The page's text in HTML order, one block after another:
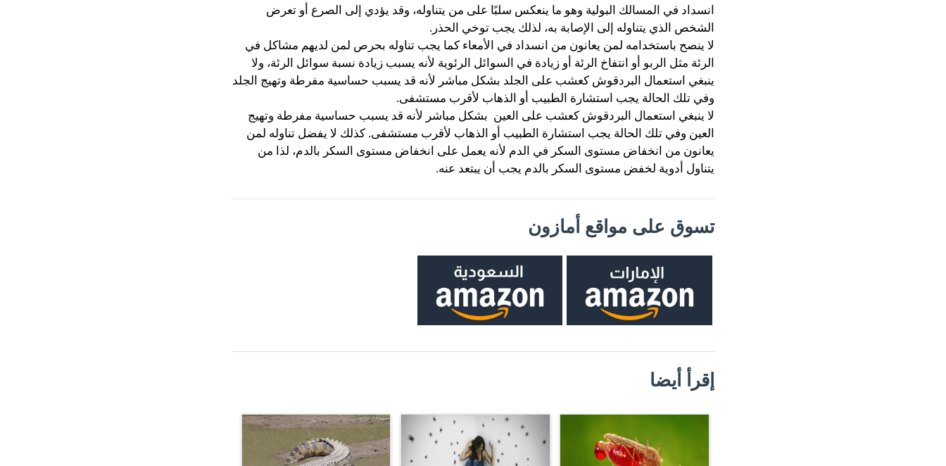
انسداد في المسالك البولية وهو ما ينعكس سلبًا على من يتناوله، وقد يؤدي إلى الصرع أو تعرض
الشخص الذي يتناوله إلى الإصابة به، لذلك يجب توخي الحذر.
لا ينصح باستخدامه لمن يعانون من انسداد في الأمعاء كما يجب تناوله بحرص لمن لديهم مشاكل في
الرئة مثل الربو أو انتفاخ الرئة أو زيادة في السوائل الرئوية لأنه يسبب زيادة نسبة سوائل الرئة، ولا
ينبغي استعمال البردقوش كعشب على الجلد بشكل مباشر لأنه قد يسبب حساسية مفرطة وتهيج الجلد
وفي تلك الحالة يجب استشارة الطبيب أو الذهاب لأقرب مستشفى.
لا ينبغي استعمال البردقوش كعشب على العين بشكل مباشر لأنه قد يسبب حساسية مفرطة وتهيج
العين وفي تلك الحالة يجب استشارة الطبيب أو الذهاب لأقرب مستشفى. كذلك لا يفضل تناوله لمن
يعانون من انخفاض مستوى السكر في الدم لأنه يعمل على انخفاض مستوى السكر بالدم، لذا من
يتناول أدوية لخفض مستوى السكر بالدم يجب أن يبتعد عنه.
تسوق على مواقع أمازون
إقرأ أيضا